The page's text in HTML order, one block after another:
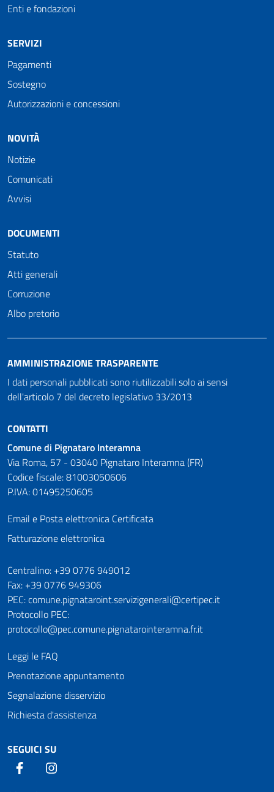
Enti e fondazioni
SERVIZI
Pagamenti
Sostegno
Autorizzazioni e concessioni
NOVITÀ
Notizie
Comunicati
Avvisi
DOCUMENTI
Statuto
Atti generali
Corruzione
Albo pretorio
AMMINISTRAZIONE TRASPARENTE
I dati personali pubblicati sono riutilizzabili solo ai sensi
dell'articolo 7 del decreto legislativo 33/2013
CONTATTI
Comune di Pignataro Interamna
Via Roma, 57 - 03040 Pignataro Interamna (FR)
Codice fiscale: 81003050606
P.IVA: 01495250605
Email e Posta elettronica Certificata
Fatturazione elettronica
Numeri utili
Centralino: +39 0776 949012
Fax: +39 0776 949306
PEC: comune.pignataroint.servizigenerali@certipec.it
Protocollo PEC:
protocollo@pec.comune.pignatarointeramna.fr.it
Leggi le FAQ
Prenotazione appuntamento
Segnalazione disservizio
Richiesta d'assistenza
SEGUICI SU
Facebook